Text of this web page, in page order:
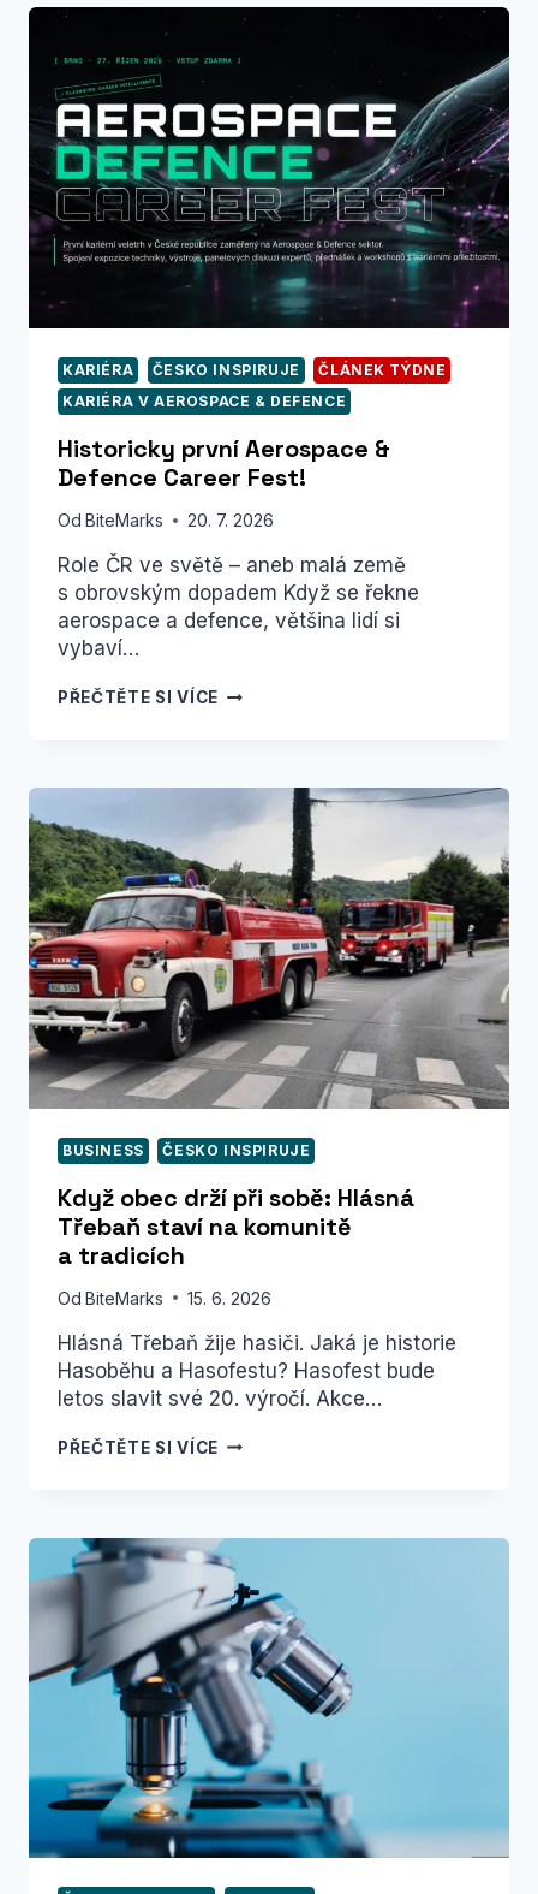
ZÁŽITKEM
K OBNOVĚ
KARIÉRA ČESKO INSPIRUJE
ČLÁNEK TÝDNE
KARIÉRA V AEROSPACE & DEFENCE
Historicky první Aerospace &
Defence Career Fest!
Od BiteMarks 20. 7. 2026
Role ČR ve světě – aneb malá země
s obrovským dopadem Když se řekne
aerospace a defence, většina lidí si
vybaví…
PŘEČTĚTE SI VÍCEHISTORICKY
DEFENCE
FEST!
BUSINESS ČESKO INSPIRUJE
Když obec drží při sobě: Hlásná
Třebaň staví na komunitě
a tradicích
Od BiteMarks 15. 6. 2026
Hlásná Třebaň žije hasiči. Jaká je historie
Hasoběhu a Hasofestu? Hasofest bude
letos slavit své 20. výročí. Akce…
PŘEČTĚTE SI VÍCEKDYŽ OBEC
HLÁSNÁ
TŘEBAŇ
STAVÍ
NA
KOMUNITĚ
A TRADICÍCH